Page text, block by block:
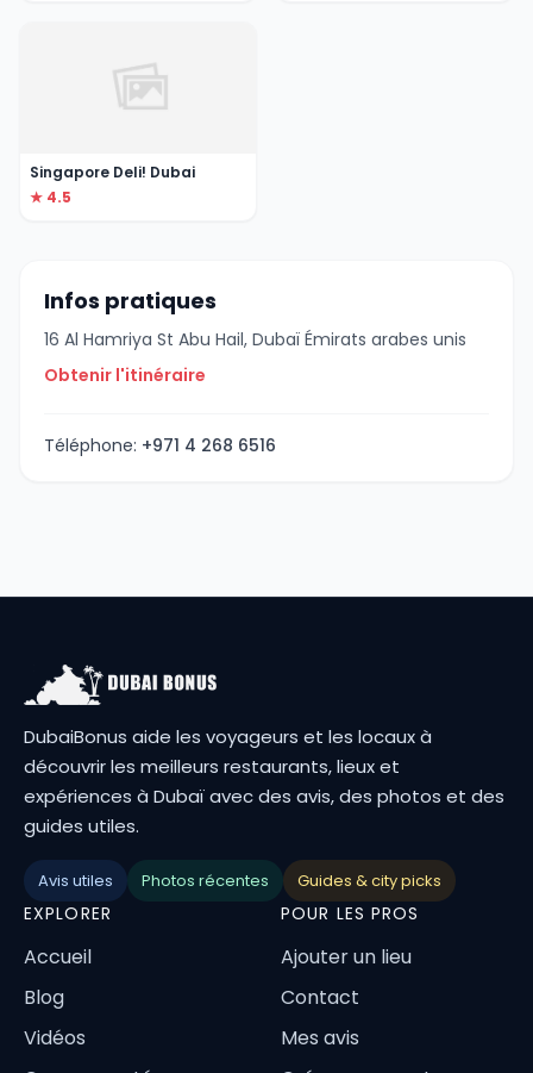
Singapore Deli! Dubai
★ 4.5
Infos pratiques
16 Al Hamriya St Abu Hail, Dubaï Émirats arabes unis
Obtenir l'itinéraire
Téléphone: +971 4 268 6516
DubaiBonus aide les voyageurs et les locaux à
découvrir les meilleurs restaurants, lieux et
expériences à Dubaï avec des avis, des photos et des
guides utiles.
Avis utiles Photos récentes Guides & city picks
EXPLORER
Accueil
Blog
Vidéos
POUR LES PROS
Ajouter un lieu
Contact
Mes avis